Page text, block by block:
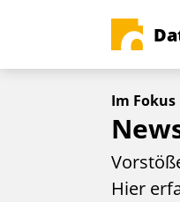
Im Fokus
Hier